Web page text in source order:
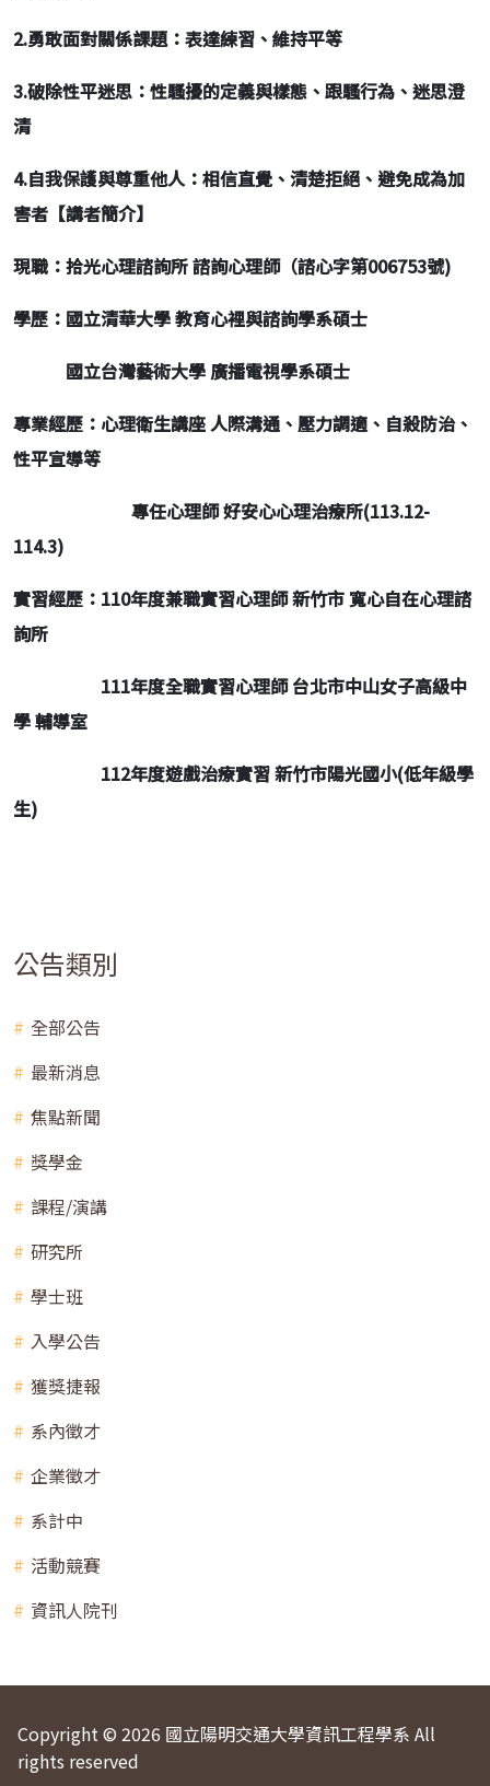
2.勇敢面對關係課題：表達練習、維持平等
3.破除性平迷思：性騷擾的定義與樣態、跟騷行為、迷思澄
清
4.自我保護與尊重他人：相信直覺、清楚拒絕、避免成為加
害者【講者簡介】
現職：拾光心理諮詢所 諮詢心理師（諮心字第006753號)
學歷：國立清華大學 教育心裡與諮詢學系碩士
國立台灣藝術大學 廣播電視學系碩士
專業經歷：心理衛生講座 人際溝通、壓力調適、自殺防治、
性平宣導等
專任心理師 好安心心理治療所(113.12-
114.3)
實習經歷：110年度兼職實習心理師 新竹市 寬心自在心理諮
詢所
111年度全職實習心理師 台北市中山女子高級中
學 輔導室
112年度遊戲治療實習 新竹市陽光國小(低年級學
生)
公告類別
全部公告
最新消息
焦點新聞
獎學金
課程/演講
研究所
學士班
入學公告
獲獎捷報
系內徵才
企業徵才
系計中
活動競賽
資訊人院刊
Copyright © 2026 國立陽明交通大學資訊工程學系 All
rights reserved